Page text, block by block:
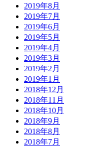
2019年8月
2019年7月
2019年6月
2019年5月
2019年4月
2019年3月
2019年2月
2019年1月
2018年12月
2018年11月
2018年10月
2018年9月
2018年8月
2018年7月